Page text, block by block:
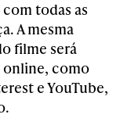
todas as
A mesma
filme será
online, como
e YouTube,